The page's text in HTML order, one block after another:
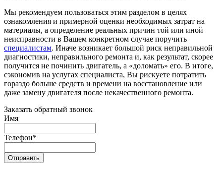
Мы рекомендуем пользоваться этим разделом в целях
ознакомления и примерной оценки необходимых затрат на
материалы, а определение реальных причин той или иной
неисправности в Вашем конкретном случае поручить
специалистам. Иначе возникает большой риск неправильной
диагностики, неправильного ремонта и, как результат, скорее
получится не починить двигатель, а «доломать» его. В итоге,
сэкономив на услугах специалиста, Вы рискуете потратить
гораздо больше средств и времени на восстановление или
даже замену двигателя после некачественного ремонта.
Заказать обратный звонок
Имя
Телефон*
Отправить